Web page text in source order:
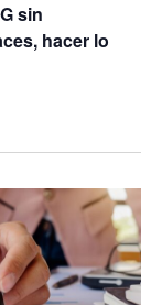
sin
hacer lo